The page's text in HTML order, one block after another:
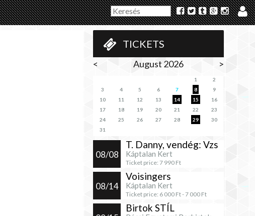
TICKETS
< August 2026 >
1
2
3
4 5 6 7 8
9
10
11 12 13 14 15
16
17
18 19 20 21 22
23
24
25 26 27 28 29
30
31
08/08
T. Danny, vendég: Vzs
Káptalan Kert
Ticket price: 7 990 Ft
08/14
Voisingers
Káptalan Kert
Ticket price: 6 000 Ft -7 000 Ft
Birtok STÍL